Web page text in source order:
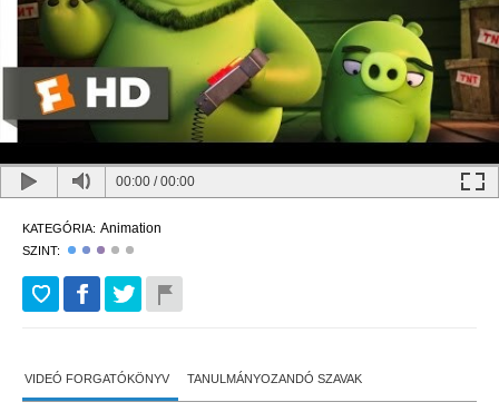
00:00 /00:00
KATEGÓRIA: Animation
SZINT:
VIDEÓ FORGATÓKÖNYV TANULMÁNYOZANDÓ SZAVAK